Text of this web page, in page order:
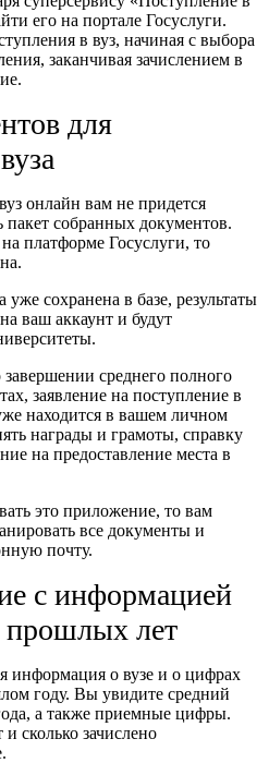
его на портале Госуслуги.
в вуз, начиная с выбора
заканчивая зачислением в
для
онлайн вам не придется
пакет собранных документов.
платформе Госуслуги, то
сохранена в базе, результаты
ваш аккаунт и будут
завершении среднего полного
заявление на поступление в
находится в вашем личном
награды и грамоты, справку
на предоставление места в
это приложение, то вам
все документы и
почту.
с информацией
прошлых лет
информация о вузе и о цифрах
году. Вы увидите средний
а также приемные цифры.
сколько зачислено